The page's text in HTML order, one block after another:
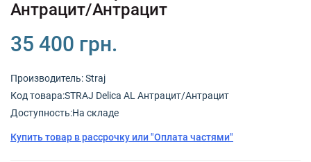
Антрацит/Антрацит
35 400 грн.
Производитель:Straj
Код товарa:STRAJ Delica AL Антрацит/Антрацит
Доступность:На складе
Купить товар в рассрочку или "Оплата частями"